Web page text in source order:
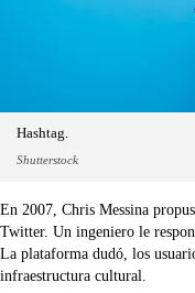
Hashtag.
Shutterstock
En 2007, Chris Messina
Twitter. Un ingeniero le
La plataforma dudó, los
infraestructura cultural.